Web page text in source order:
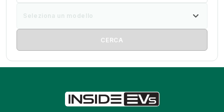
Seleziona un modello